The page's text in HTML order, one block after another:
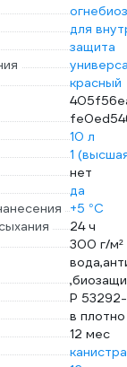
для
защита
красный
10 л
1
нет
да
+5 °С
24 ч
300 г/м²
Р
в
12 мес
канистра